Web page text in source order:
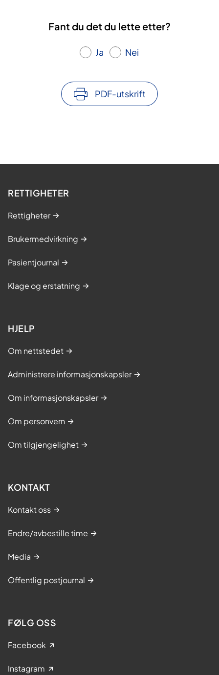
Fant du det du lette etter?
Ja Nei
PDF-utskrift
RETTIGHETER
Rettigheter
Brukermedvirkning
Pasientjournal
Klage og erstatning
HJELP
Om nettstedet
Administrere informasjonskapsler
Om informasjonskapsler
Om personvern
Om tilgjengelighet
KONTAKT
Kontakt oss
Endre/avbestille time
Media
Offentlig postjournal
FØLG OSS
Facebook
Instagram